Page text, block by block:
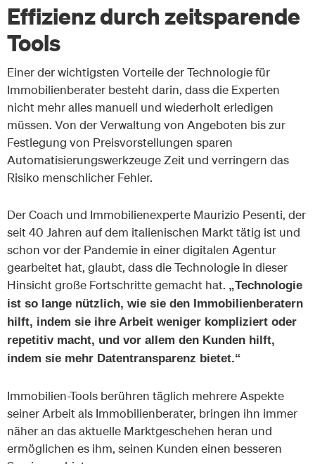
Effizienz durch zeitsparende
Tools
Einer der wichtigsten Vorteile der Technologie für
Immobilienberater besteht darin, dass die Experten
nicht mehr alles manuell und wiederholt erledigen
müssen. Von der Verwaltung von Angeboten bis zur
Festlegung von Preisvorstellungen sparen
Automatisierungswerkzeuge Zeit und verringern das
Risiko menschlicher Fehler.
Der Coach und Immobilienexperte Maurizio Pesenti, der
seit 40 Jahren auf dem italienischen Markt tätig ist und
schon vor der Pandemie in einer digitalen Agentur
gearbeitet hat, glaubt, dass die Technologie in dieser
Hinsicht große Fortschritte gemacht hat. „Technologie
ist so lange nützlich, wie sie den Immobilienberatern
hilft, indem sie ihre Arbeit weniger kompliziert oder
repetitiv macht, und vor allem den Kunden hilft,
indem sie mehr Datentransparenz bietet.“
Immobilien-Tools berühren täglich mehrere Aspekte
seiner Arbeit als Immobilienberater, bringen ihn immer
näher an das aktuelle Marktgeschehen heran und
ermöglichen es ihm, seinen Kunden einen besseren